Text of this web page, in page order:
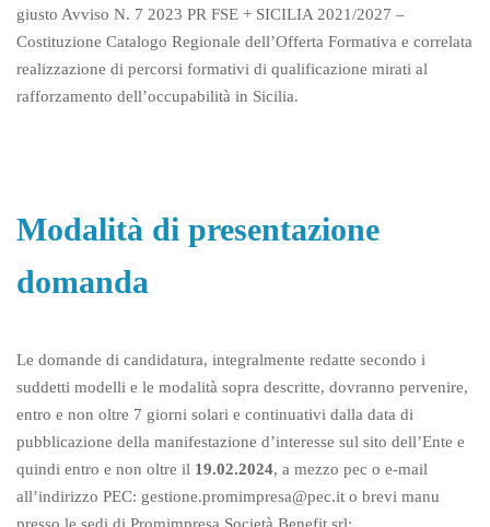
giusto Avviso N. 7 2023 PR FSE + SICILIA 2021/2027 –
Costituzione Catalogo Regionale dell’Offerta Formativa e correlata
realizzazione di percorsi formativi di qualificazione mirati al
rafforzamento dell’occupabilità in Sicilia.
Modalità di presentazione
domanda
Le domande di candidatura, integralmente redatte secondo i
suddetti modelli e le modalità sopra descritte, dovranno pervenire,
entro e non oltre 7 giorni solari e continuativi dalla data di
pubblicazione della manifestazione d’interesse sul sito dell’Ente e
quindi entro e non oltre il 19.02.2024, a mezzo pec o e-mail
all’indirizzo PEC: gestione.promimpresa@pec.it o brevi manu